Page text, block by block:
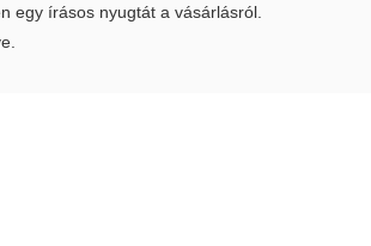
egy írásos nyugtát a vásárlásról.